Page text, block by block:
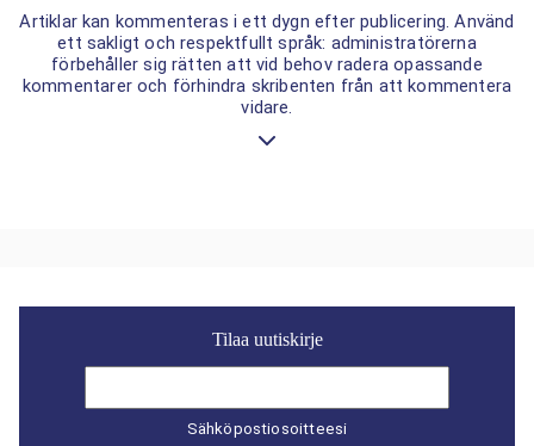
Artiklar kan kommenteras i ett dygn efter publicering. Använd
ett sakligt och respektfullt språk: administratörerna
förbehåller sig rätten att vid behov radera opassande
kommentarer och förhindra skribenten från att kommentera
vidare.
Tilaa uutiskirje
Sähköpostiosoitteesi